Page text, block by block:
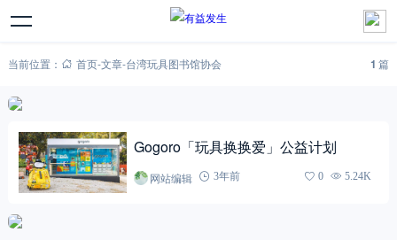
当前位置： 首页-文章-台湾玩具图书馆协会 1 篇
Gogoro「玩具换换爱」公益计划
网站编辑 3年前 0 5.24K